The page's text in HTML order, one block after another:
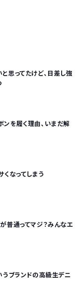
思ってたけど、日差し強
を履く理由、いまだ解
くなってしまう
普通ってマジ？みんなエ
うブランドの高級生デニ